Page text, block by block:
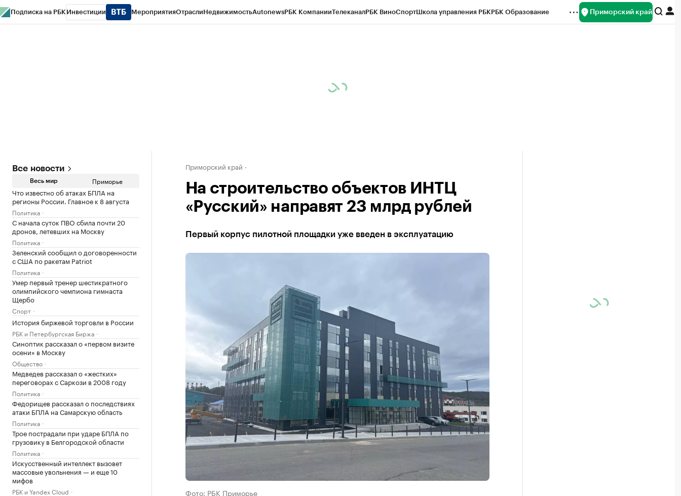
Подписка на РБК Инвестиции МероприятияОтраслиНедвижимостьAutonewsРБК КомпанииТелеканалРБК ВиноСпортШкола управления РБКРБК Образование Приморский край
Все новости
Весь мир Приморье
Что известно об атаках БПЛА на
регионы России. Главное к 8 августа
Политика
С начала суток ПВО сбила почти 20
дронов, летевших на Москву
Политика
Зеленский сообщил о договоренности
с США по ракетам Patriot
Политика
Умер первый тренер шестикратного
олимпийского чемпиона гимнаста
Щербо
Спорт
История биржевой торговли в России
РБК и Петербургская Биржа
Синоптик рассказал о «первом визите
осени» в Москву
Общество
Медведев рассказал о «жестких»
переговорах с Саркози в 2008 году
Политика
Федорищев рассказал о последствиях
атаки БПЛА на Самарскую область
Политика
Трое пострадали при ударе БПЛА по
грузовику в Белгородской области
Политика
Искусственный интеллект вызовет
массовые увольнения — и еще 10
мифов
РБК и Yandex Cloud
Приморский край
На строительство объектов ИНТЦ
«Русский» направят 23 млрд рублей
Первый корпус пилотной площадки уже введен в эксплуатацию
Фото: РБК Приморье